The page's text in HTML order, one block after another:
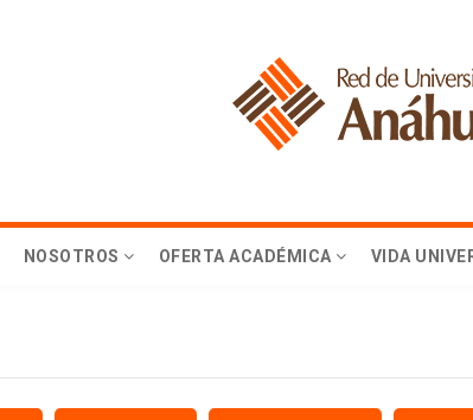
NOSOTROS OFERTA ACADÉMICA VIDA